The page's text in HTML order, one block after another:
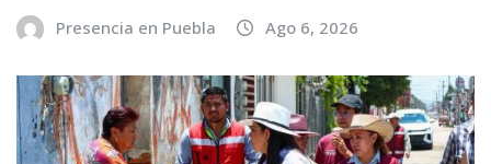
Presencia en Puebla Ago 6, 2026